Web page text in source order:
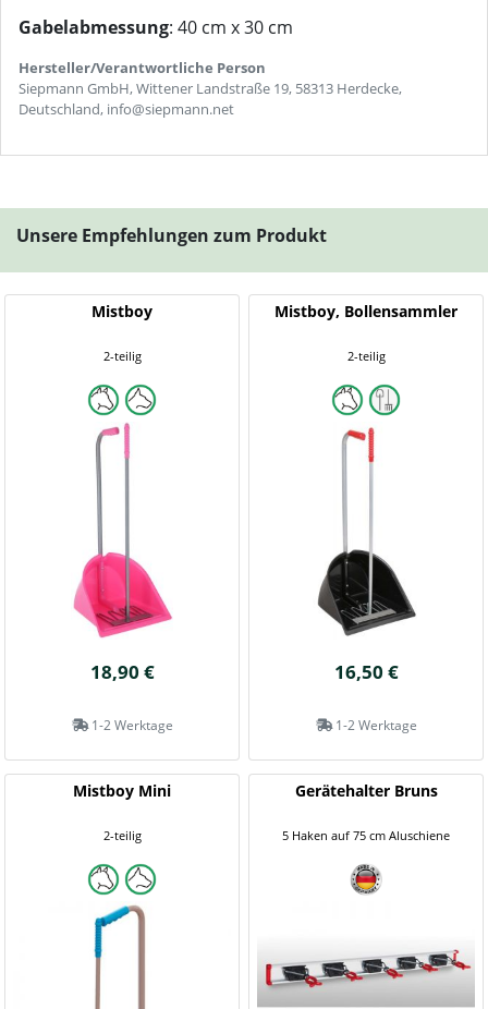
Gabelabmessung: 40 cm x 30 cm
Hersteller/Verantwortliche Person
Siepmann GmbH, Wittener Landstraße 19, 58313 Herdecke,
Deutschland, info@siepmann.net
Unsere Empfehlungen zum Produkt
Mistboy
2-teilig
18,90 €
1-2 Werktage
Mistboy, Bollensammler
2-teilig
16,50 €
1-2 Werktage
Mistboy Mini
2-teilig
Gerätehalter Bruns
5 Haken auf 75 cm Aluschiene